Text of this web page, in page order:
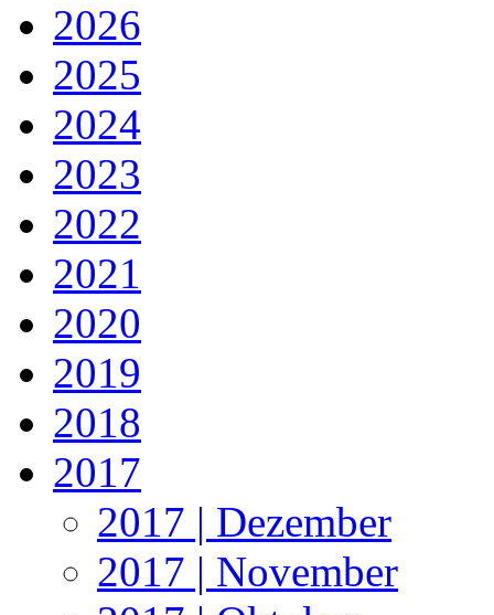
2026
2025
2024
2023
2022
2021
2020
2019
2018
2017
2017 | Dezember
2017 | November